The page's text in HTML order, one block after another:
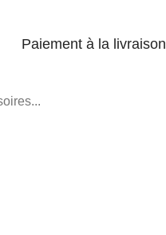
Paiement à la livraison